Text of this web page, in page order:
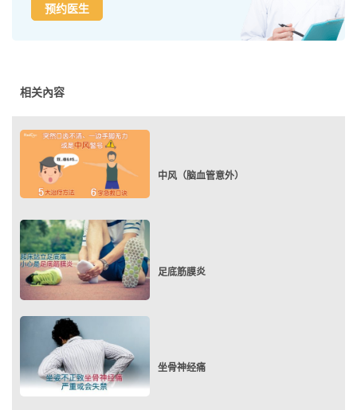
预约医生
相关內容
中风（脑血管意外）
足底筋膜炎
坐骨神经痛